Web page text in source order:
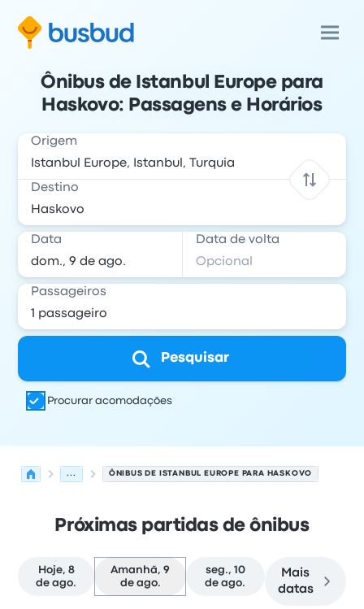
Ônibus de Istanbul Europe para
Haskovo: Passagens e Horários
Origem
Destino
Data Data de volta
Passageiros
Pesquisar
Procurar acomodações
... ÔNIBUS DE ISTANBUL EUROPE PARA HASKOVO
Próximas partidas de ônibus
Hoje, 8
de ago.
Amanhã, 9
de ago.
seg., 10
de ago.
Mais
datas